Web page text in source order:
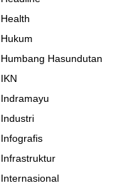
Health
Hukum
Humbang Hasundutan
IKN
Indramayu
Industri
Infografis
Infrastruktur
Internasional